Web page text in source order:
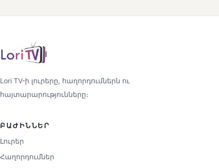
Lori TV-ի լուրերը, հաղորդումներն ու
հայտարարությունները։
ԲԱԺԻՆՆԵՐ
Լուրեր
Հաղորդումներ